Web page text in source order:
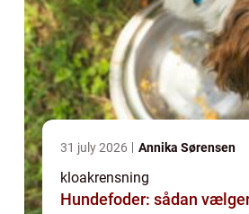
31 july 2026 Annika Sørensen
kloakrensning
Hundefoder: sådan